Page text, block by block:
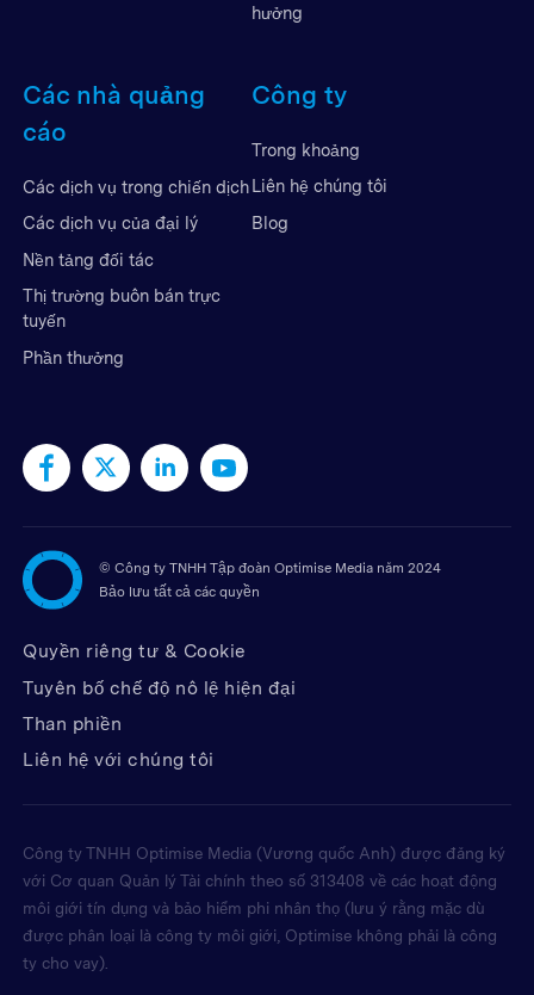
hưởng
Các nhà quảng
cáo
Các dịch vụ trong chiến dịch
Các dịch vụ của đại lý
Nền tảng đối tác
Thị trường buôn bán trực
tuyến
Phần thưởng
Công ty
Trong khoảng
Liên hệ chúng tôi
Blog
© Công ty TNHH Tập đoàn Optimise Media năm 2024
Bảo lưu tất cả các quyền
Quyền riêng tư & Cookie
Tuyên bố chế độ nô lệ hiện đại
Than phiền
Liên hệ với chúng tôi
Công ty TNHH Optimise Media (Vương quốc Anh) được đăng ký
với Cơ quan Quản lý Tài chính theo số 313408 về các hoạt động
môi giới tín dụng và bảo hiểm phi nhân thọ (lưu ý rằng mặc dù
được phân loại là công ty môi giới, Optimise không phải là công
ty cho vay).